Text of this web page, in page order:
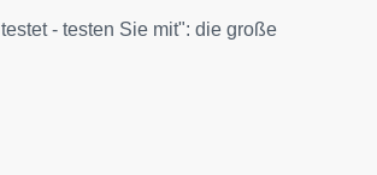
- testen Sie mit": die große